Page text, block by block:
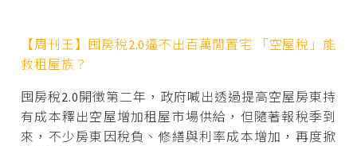
【周刊王】囤房稅2.0逼不出百萬閒置宅 「空屋稅」能
救租屋族？
囤房稅2.0開徵第二年，政府喊出透過提高空屋房東持
有成本釋出空屋增加租屋市場供給，但隨著報稅季到
來，不少房東因稅負、修繕與利率成本增加，再度掀